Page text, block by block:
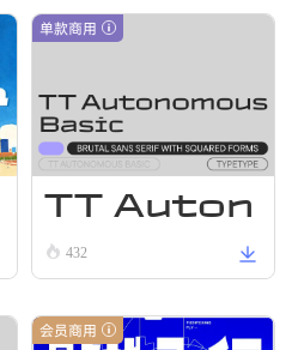
单款商用
TT Auton
omous R
egular
432
会员商用